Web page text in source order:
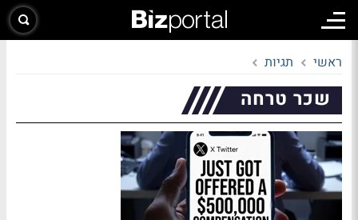
ראשי תגיות
שכר טרחה